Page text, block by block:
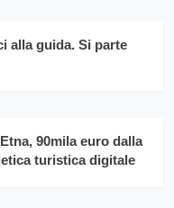
alla guida. Si parte
90mila euro dalla
turistica digitale